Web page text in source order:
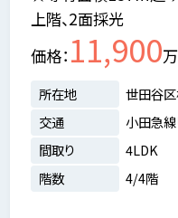
上階、2面採光
価格 11,900
所在地
世田谷
交通
小田急線
間取り
4LDK
階数
4/4階